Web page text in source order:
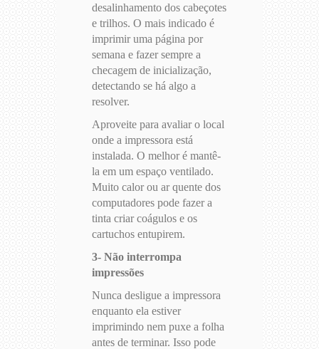
desalinhamento dos cabeçotes
e trilhos. O mais indicado é
imprimir uma página por
semana e fazer sempre a
checagem de inicialização,
detectando se há algo a
resolver.
Aproveite para avaliar o local
onde a impressora está
instalada. O melhor é mantê-
la em um espaço ventilado.
Muito calor ou ar quente dos
computadores pode fazer a
tinta criar coágulos e os
cartuchos entupirem.
3- Não interrompa
impressões
Nunca desligue a impressora
enquanto ela estiver
imprimindo nem puxe a folha
antes de terminar. Isso pode